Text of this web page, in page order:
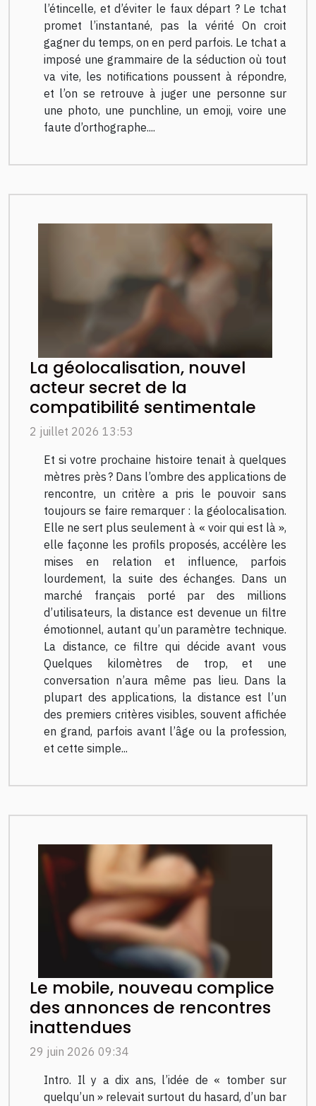
l’étincelle, et d’éviter le faux départ ? Le tchat
promet l’instantané, pas la vérité On croit
gagner du temps, on en perd parfois. Le tchat a
imposé une grammaire de la séduction où tout
va vite, les notifications poussent à répondre,
et l’on se retrouve à juger une personne sur
une photo, une punchline, un emoji, voire une
faute d’orthographe....
La géolocalisation, nouvel
acteur secret de la
compatibilité sentimentale
2 juillet 2026 13:53
Et si votre prochaine histoire tenait à quelques
mètres près ? Dans l’ombre des applications de
rencontre, un critère a pris le pouvoir sans
toujours se faire remarquer : la géolocalisation.
Elle ne sert plus seulement à « voir qui est là »,
elle façonne les profils proposés, accélère les
mises en relation et influence, parfois
lourdement, la suite des échanges. Dans un
marché français porté par des millions
d’utilisateurs, la distance est devenue un filtre
émotionnel, autant qu’un paramètre technique.
La distance, ce filtre qui décide avant vous
Quelques kilomètres de trop, et une
conversation n’aura même pas lieu. Dans la
plupart des applications, la distance est l’un
des premiers critères visibles, souvent affichée
en grand, parfois avant l’âge ou la profession,
et cette simple...
Le mobile, nouveau complice
des annonces de rencontres
inattendues
29 juin 2026 09:34
Intro. Il y a dix ans, l’idée de « tomber sur
quelqu’un » relevait surtout du hasard, d’un bar